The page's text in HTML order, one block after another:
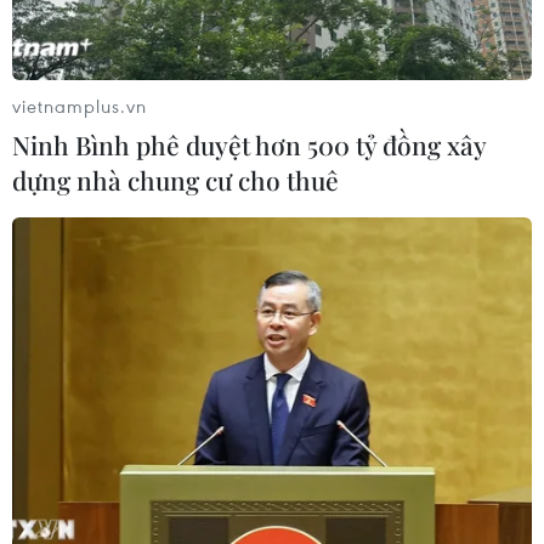
Hà Nội tạo không gian
thử nghiệm cho AI, bán dẫn, robot và
05/08/2026 10:58
Hỗ trợ phụ nữ tỉnh miền núi, biên
giới khởi nghiệp gắn với khoa học
Lần đầu tiên vinh danh doanh
nghiệp kiến tạo đất nước tại Better
05/08/2026 09:30
vietnamplus.vn
Ninh Bình phê duyệt hơn 500 tỷ đồng xây
dựng nhà chung cư cho thuê